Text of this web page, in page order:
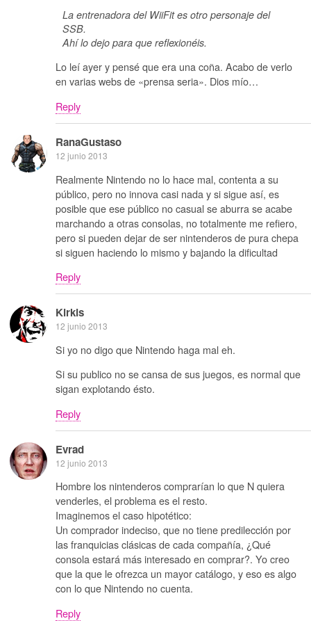
La entrenadora del WiiFit es otro personaje del
SSB.
Ahí lo dejo para que reflexionéis.
Lo leí ayer y pensé que era una coña. Acabo de verlo
en varias webs de «prensa seria». Dios mío…
Reply
RanaGustaso
12 junio 2013
Realmente Nintendo no lo hace mal, contenta a su
público, pero no innova casi nada y si sigue así, es
posible que ese público no casual se aburra se acabe
marchando a otras consolas, no totalmente me refiero,
pero si pueden dejar de ser nintenderos de pura chepa
si siguen haciendo lo mismo y bajando la dificultad
Reply
Kirkis
12 junio 2013
Si yo no digo que Nintendo haga mal eh.
Si su publico no se cansa de sus juegos, es normal que
sigan explotando ésto.
Reply
Evrad
12 junio 2013
Hombre los nintenderos comprarían lo que N quiera
venderles, el problema es el resto.
Imaginemos el caso hipotético:
Un comprador indeciso, que no tiene predilección por
las franquicias clásicas de cada compañía, ¿Qué
consola estará más interesado en comprar?. Yo creo
que la que le ofrezca un mayor catálogo, y eso es algo
con lo que Nintendo no cuenta.
Reply